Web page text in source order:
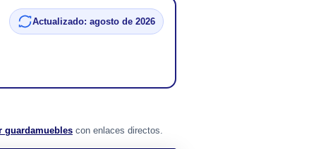
Actualizado: agosto de 2026
guardamuebles con enlaces directos.